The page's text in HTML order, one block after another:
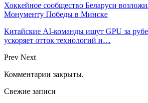
Хоккейное сообщество Беларуси
Монументу Победы в Минске
Китайские AI-команды ищут GPU за
ускоряет отток технологий и…
Prev Next
Комментарии закрыты.
Свежие записи